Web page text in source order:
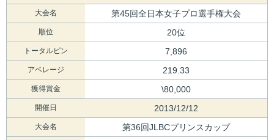
大会名 第45回全日本女子プロ選手権大会
順位 20位
トータルピン 7,896
アベレージ 219.33
獲得賞金 \80,000
開催日 2013/12/12
大会名 第36回JLBCプリンスカップ